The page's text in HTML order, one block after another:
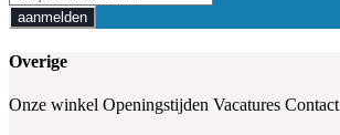
aanmelden
Overige
Onze winkel Openingstijden Vacatures Contact